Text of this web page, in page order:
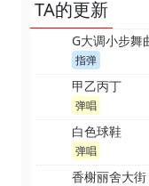
TA的更新
G大调小步舞
指弹
甲乙丙丁
弹唱
白色球鞋
弹唱
香榭丽舍大街